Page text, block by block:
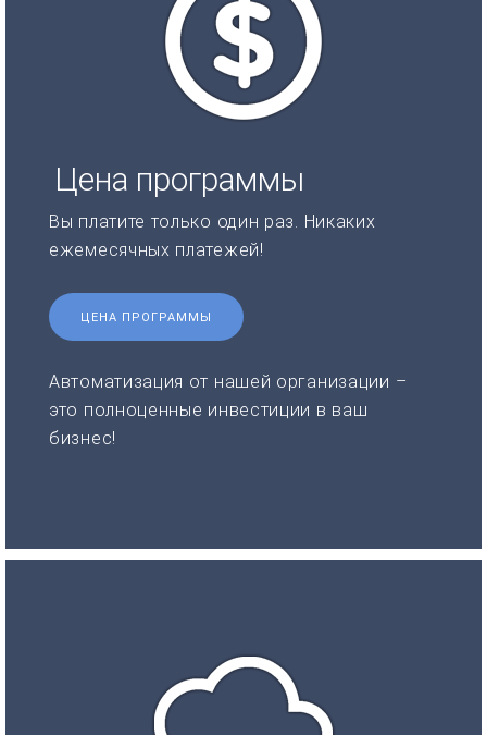
Цена программы
Вы платите только один раз. Никаких
ежемесячных платежей!
ЦЕНА ПРОГРАММЫ
Автоматизация от нашей организации –
это полноценные инвестиции в ваш
бизнес!